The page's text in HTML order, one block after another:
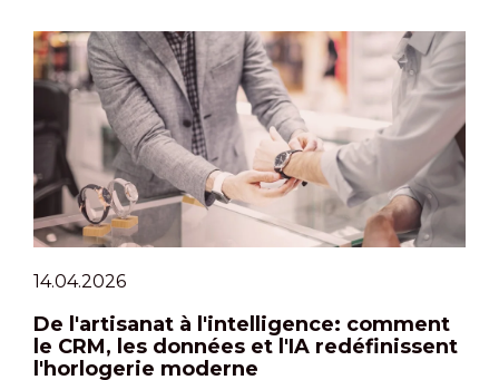
14.04.2026
De l'artisanat à l'intelligence: comment
le CRM, les données et l'IA redéfinissent
l'horlogerie moderne